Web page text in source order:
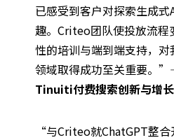
已感受到客户对探索生成
趣。Criteo团队使投放流程
性的培训与端到端支持，
领域取得成功至关重要。”
Tinuiti付费搜索创新与增
“与Criteo就ChatGPT整